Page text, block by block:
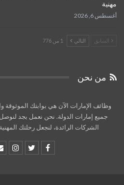
مهنية
أغسطس 6, 2026
السابق التالي 1 من 776
من نحن
وظائف الإمارات الآن هي بوابتك
جميع إمارات الدولة. نحن نعمل بجد
الشركات الرائدة، لنجعل رحلتك